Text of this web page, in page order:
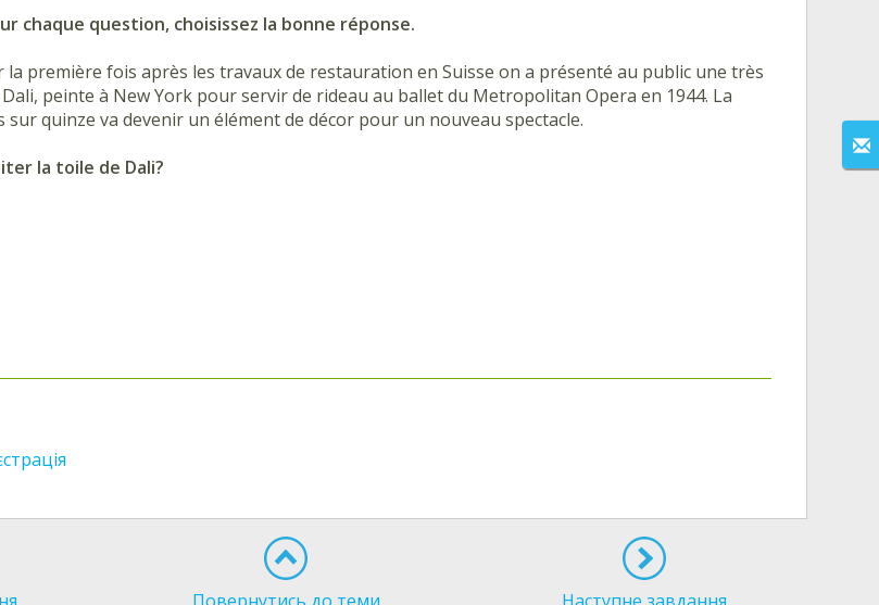
chaque question, choisissez la bonne réponse.
première fois après les travaux de restauration en Suisse on a présenté au public une très
peinte à New York pour servir de rideau au ballet du Metropolitan Opera en 1944. La
quinze va devenir un élément de décor pour un nouveau spectacle.
la toile de Dali?